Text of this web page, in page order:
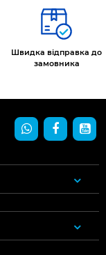
Швидка відправка до
замовника